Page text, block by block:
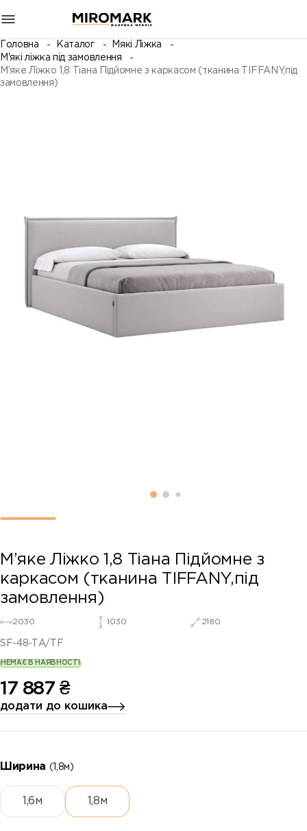
Головна Каталог
Мякі Ліжка
М'які ліжка під замовлення
М’яке Ліжко 1,8 Тіана Підйомне з каркасом (тканина TIFFANY,під
замовлення)
М’яке Ліжко 1,8 Тіана Підйомне з
каркасом (тканина TIFFANY,під
замовлення)
2030 1030 2180
SF-48-TА/TF
НЕМАЄ В НАЯВНОСТІ
17 887 ₴
додати до кошика
Ширина (1,8м)
1,6м 1,8м